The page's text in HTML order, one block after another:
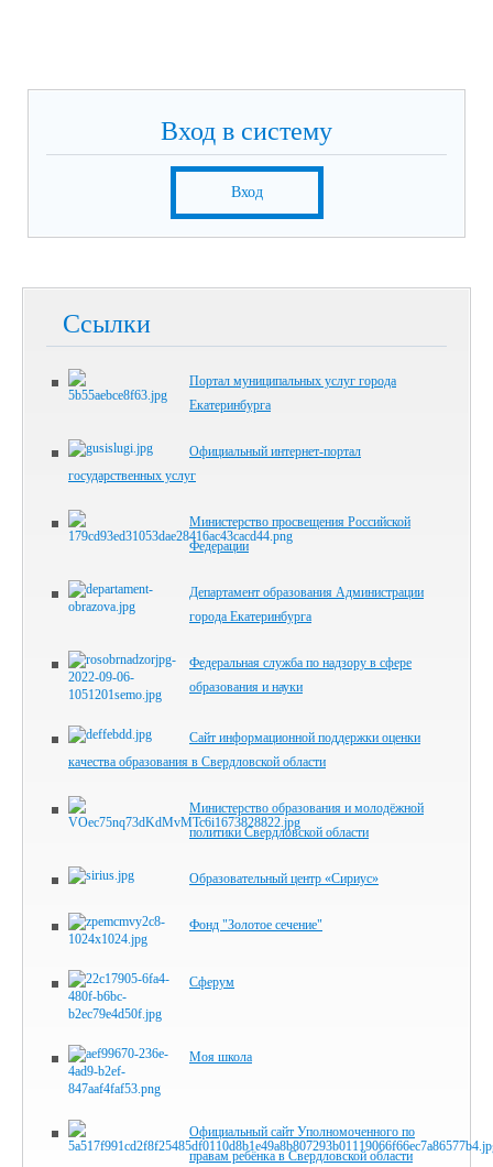
Вход в систему
Вход
Ссылки
Портал муниципальных услуг города
Екатеринбурга
Официальный интернет-портал
государственных услуг
Министерство просвещения Российской
Федерации
Департамент образования Администрации
города Екатеринбурга
Федеральная служба по надзору в сфере
образования и науки
Сайт информационной поддержки оценки
качества образования в Свердловской области
Министерство образования и молодёжной
политики Свердловской области
Образовательный центр «Сириус»
Фонд "Золотое сечение"
Сферум
Моя школа
Официальный сайт Уполномоченного по
правам ребёнка в Свердловской области